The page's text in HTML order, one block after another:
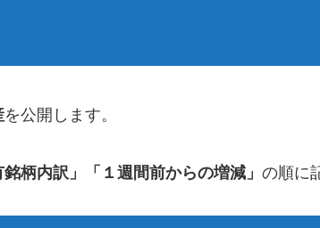
を公開します。
柄内訳」「１週間前からの増減」 の順に